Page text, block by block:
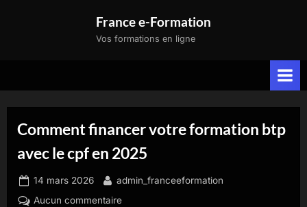
France e-Formation
Vos formations en ligne
Comment financer votre formation btp
avec le cpf en 2025
Posted
on
14 mars 2026 By
admin_franceeformation
Aucun commentairesur